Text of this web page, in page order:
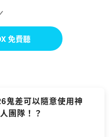
免費聽
鬼差可以隨意使用神
團隊！？